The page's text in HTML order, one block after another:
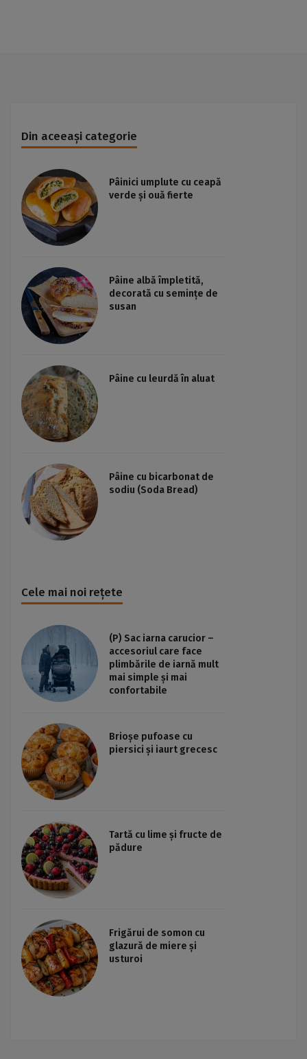
Din aceeași categorie
Pâinici umplute cu ceapă
verde și ouă fierte
Pâine albă împletită,
decorată cu semințe de
susan
Pâine cu leurdă în aluat
Pâine cu bicarbonat de
sodiu (Soda Bread)
Cele mai noi rețete
(P) Sac iarna carucior –
accesoriul care face
plimbările de iarnă mult
mai simple și mai
confortabile
Brioșe pufoase cu
piersici și iaurt grecesc
Tartă cu lime și fructe de
pădure
Frigărui de somon cu
glazură de miere și
usturoi